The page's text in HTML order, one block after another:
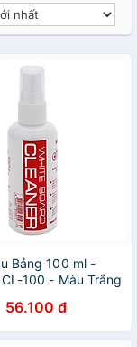
Bảng 100 ml -
100 - Màu Trắng
56.100 đ